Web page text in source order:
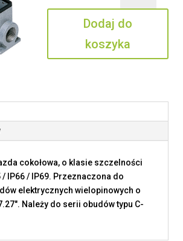
16
CS2
Dodaj do
koszyka
cokołowa, o klasie szczelności
IP66 / IP69. Przeznaczona do
elektrycznych wielopinowych o
Należy do serii obudów typu C-